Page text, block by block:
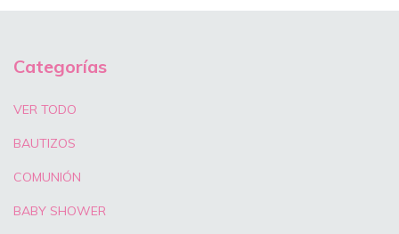
Categorías
VER TODO
BAUTIZOS
COMUNIÓN
BABY SHOWER